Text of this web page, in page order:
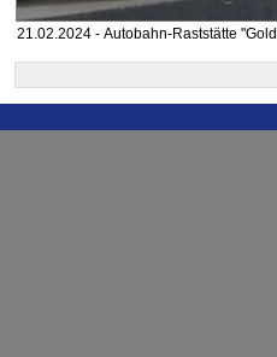
21.02.2024 - Autobahn-Raststätte